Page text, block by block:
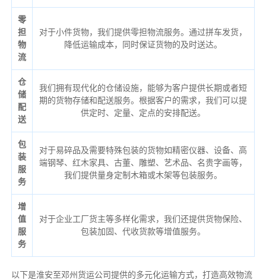
零
担
物
流
对于小件货物，我们提供零担物流服务。通过拼车发货，
降低运输成本，同时保证货物的及时送达。
仓
储
配
送
我们拥有现代化的仓储设施，能够为客户提供长期或者短
期的货物存储和配送服务。根据客户的需求，我们可以提
供定时、定量、定点的安排配送。
包
装
服
务
对于易碎品及需要特殊包装的货物如精密仪器、设备、高
端钢琴、红木家具、古董、雕塑、艺术品、名贵字画等，
我们提供量身定制木箱或木架等包装服务。
增
值
服
务
对于企业工厂货主等多样化需求，我们还提供货物保险、
包装加固、代收货款等增值服务。
以下是淮安至邓州货运公司提供的多元化运输方式，打造高效物流